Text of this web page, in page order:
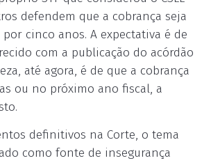
defendem que a cobrança seja
cinco anos. A expectativa é de
com a publicação do acórdão
até agora, é de que a cobrança
ou no próximo ano fiscal, a
definitivos na Corte, o tema
como fonte de insegurança